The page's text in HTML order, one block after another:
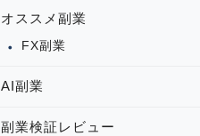
オススメ副業
FX副業
AI副業
副業検証レビュー